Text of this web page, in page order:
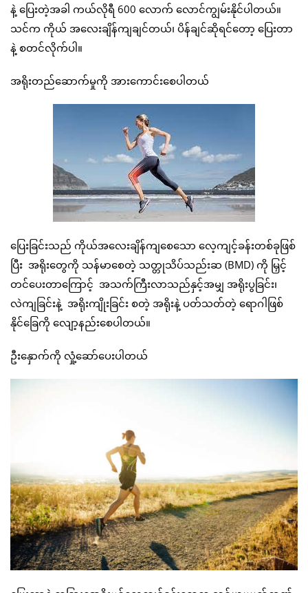
နဲ့ ပြေးတဲ့အခါ ကယ်လိုရီ 600 လောက် လောင်ကျွမ်းနိုင်ပါတယ်။
သင်က ကိုယ် အလေးချိန်ကျချင်တယ်၊ ပိန်ချင်ဆိုရင်တော့ ပြေးတာ
နဲ့ စတင်လိုက်ပါ။
အရိုးတည်ဆောက်မှုကို အားကောင်းစေပါတယ်
ပြေးခြင်းသည် ကိုယ်အလေးချိန်ကျစေသော လေ့ကျင့်ခန်းတစ်ခုဖြစ်
ပြီး အရိုးတွေကို သန်မာစေတဲ့ သတ္တုသိပ်သည်းဆ (BMD) ကို မြှင့်
တင်ပေးတာ‌ကြောင့် အသက်ကြီးလာသည်နှင့်အမျှ အရိုးပွခြင်း၊
လဲကျခြင်းနဲ့ အရိုးကျိုးခြင်း စတဲ့ အရိုးနဲ့ ပတ်သတ်တဲ့ ရောဂါဖြစ်
နိုင်ခြေကို လျော့နည်းစေပါတယ်။
ဦးနှောက်ကို လှုံ့ဆော်ပေးပါတယ်